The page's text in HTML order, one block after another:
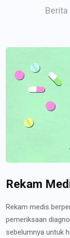
Berita
Rekam
Rekam medis
pemeriksaan
sebelumnya untuk